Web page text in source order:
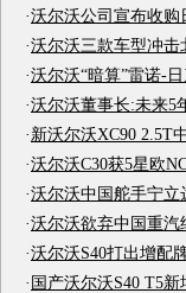
·沃尔沃公司宣布收购
·沃尔沃三款车型冲击
·沃尔沃“暗算”雷诺-
·沃尔沃董事长:未来5
·新沃尔沃XC90 2.5T
·沃尔沃C30获5星欧
·沃尔沃中国舵手宁
·沃尔沃欲弃中国重汽
·沃尔沃S40打出增配
·国产沃尔沃S40 T5